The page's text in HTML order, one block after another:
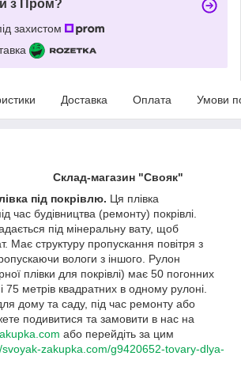
з Пром?
захистом
Доставка Оплата Умови
Склад-магазин "Свояк"
під покрівлю. Ця плівка
час будівництва (ремонту) покрівлі.
під мінеральну вату, щоб
Має структуру пропускання повітря з
вологи з іншого. Рулон
плівки для покрівлі) має 50 погонних
75 метрів квадратних в одному рулоні.
дому та саду, під час ремонту або
подивитися та замовити в нас на
або перейдіть за цим
svoyak-zakupka.com/g9420652-tovary-dlya-